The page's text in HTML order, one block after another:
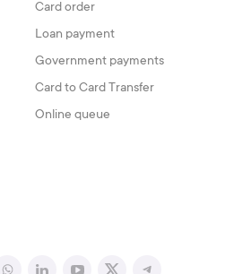
Card order
Loan payment
Government payments
Card to Card Transfer
Online queue